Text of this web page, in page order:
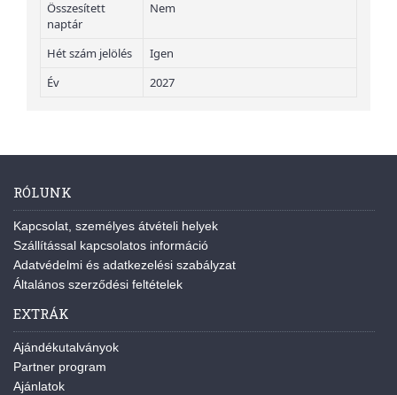
Összesített
naptár
Nem
Hét szám jelölés
Igen
Év
2027
RÓLUNK
Kapcsolat, személyes átvételi helyek
Szállítással kapcsolatos információ
Adatvédelmi és adatkezelési szabályzat
Általános szerződési feltételek
EXTRÁK
Ajándékutalványok
Partner program
Ajánlatok